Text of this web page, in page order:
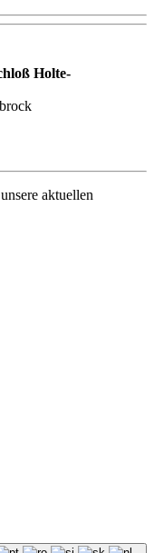
Holte-
aktuellen